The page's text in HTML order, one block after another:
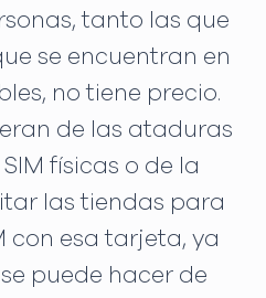
tanto las que
se encuentran en
no tiene precio.
de las ataduras
físicas o de la
las tiendas para
con esa tarjeta, ya
puede hacer de